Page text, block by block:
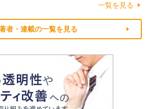
一覧を見る
者・連載の一覧を見る